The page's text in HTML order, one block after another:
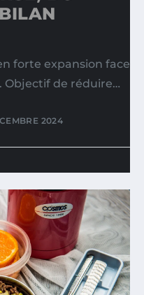
forte expansion face
Objectif de réduire…
2024